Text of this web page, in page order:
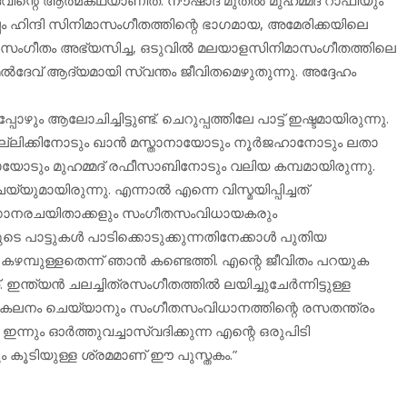
സിനിമാസംഗീതത്തിന്റെ ഭാഗമായ, അമേരിക്കയിലെ
അഭ്യസിച്ച, ഒടുവില്‍ മലയാളസിനിമാസംഗീതത്തിലെ
ആദ്യമായി സ്വന്തം ജീവിതമെഴുതുന്നു. അദ്ദേഹം
ആലോചിച്ചിട്ടുണ്ട്. ചെറുപ്പത്തിലേ പാട്ട് ഇഷ്ടമായിരുന്നു.
ഖാന്‍ മസ്താനായോടും നൂര്‍ജഹാനോടും ലതാ
മുഹമ്മദ് രഫീസാബിനോടും വലിയ കമ്പമായിരുന്നു.
എന്നാല്‍ എന്നെ വിസ്മയിപ്പിച്ചത്
സംഗീതസംവിധായകരും
പാട്ടുകള്‍ പാടിക്കൊടുക്കുന്നതിനേക്കാള്‍ പുതിയ
ഞാന്‍ കണ്ടെത്തി. എന്റെ ജീവിതം പറയുക
ചലച്ചിത്രസംഗീതത്തില്‍ ലയിച്ചുചേര്‍ന്നിട്ടുള്ള
ചെയ്യാനും സംഗീതസംവിധാനത്തിന്റെ രസതന്ത്രം
ഓര്‍ത്തുവച്ചാസ്വദിക്കുന്ന എന്റെ ഒരുപിടി
കൂടിയുള്ള ശ്രമമാണ് ഈ പുസ്തകം.”